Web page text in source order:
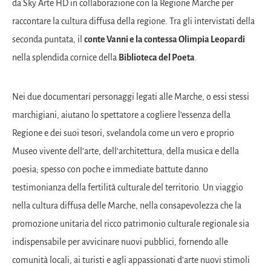
da Sky Arte HD in collaborazione con la Regione Marche per
raccontare la cultura diffusa della regione. Tra gli intervistati della
seconda puntata, il conte Vanni e la contessa Olimpia Leopardi
nella splendida cornice della Biblioteca del Poeta
Nei due documentari personaggi legati alle Marche, o essi stessi
marchigiani, aiutano lo spettatore a cogliere l’essenza della
Regione e dei suoi tesori, svelandola come un vero e proprio
Museo vivente dell’arte, dell’architettura, della musica e della
poesia; spesso con poche e immediate battute danno
testimonianza della fertilità culturale del territorio. Un viaggio
nella cultura diffusa delle Marche, nella consapevolezza che la
promozione unitaria del ricco patrimonio culturale regionale sia
indispensabile per avvicinare nuovi pubblici, fornendo alle
comunità locali, ai turisti e agli appassionati d’arte nuovi stimoli